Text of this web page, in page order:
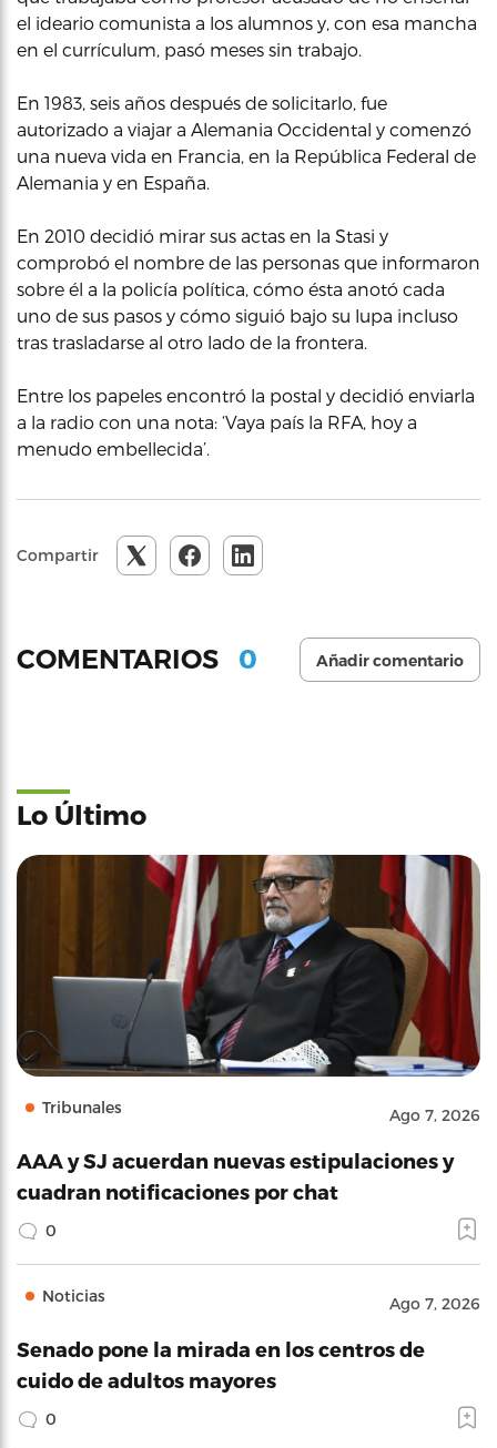
el ideario comunista a los alumnos y, con esa mancha
en el currículum, pasó meses sin trabajo.
En 1983, seis años después de solicitarlo, fue
autorizado a viajar a Alemania Occidental y comenzó
una nueva vida en Francia, en la República Federal de
Alemania y en España.
En 2010 decidió mirar sus actas en la Stasi y
comprobó el nombre de las personas que informaron
sobre él a la policía política, cómo ésta anotó cada
uno de sus pasos y cómo siguió bajo su lupa incluso
tras trasladarse al otro lado de la frontera.
Entre los papeles encontró la postal y decidió enviarla
a la radio con una nota: ‘Vaya país la RFA, hoy a
menudo embellecida’.
Compartir
COMENTARIOS 0 Añadir comentario
Lo Último
Tribunales Ago 7, 2026
AAA y SJ acuerdan nuevas estipulaciones y
cuadran notificaciones por chat
0
Noticias Ago 7, 2026
Senado pone la mirada en los centros de
cuido de adultos mayores
0